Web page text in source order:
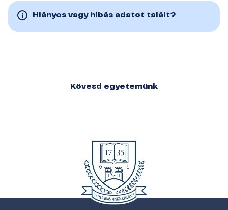
Hiányos vagy hibás adatot talált?
Kövesd egyetemünk